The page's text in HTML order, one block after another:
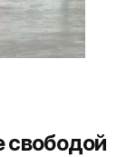
свободой